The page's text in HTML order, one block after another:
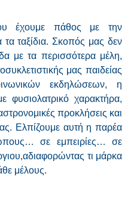
έχουμε πάθος με την
τα ταξίδια. Σκοπός μας δεν
με τα περισσότερα μέλη,
μας παιδείας
εκδηλώσεων, η
φυσιολατρικό χαρακτήρα,
προκλήσεις και
Ελπίζουμε αυτή η παρέα
σε εμπειρίες… σε
τι μάρκα
μέλους.